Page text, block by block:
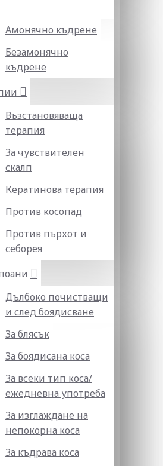
Амонячно къдрене
Безамонячно
къдрене
Възстановяваща
терапия
За чувствителен
скалп
Кератинова терапия
Против косопад
Против пърхот и
себорея
Дълбоко почистващи
и след боядисване
За блясък
За боядисана коса
За всеки тип коса/
ежедневна употреба
За изглаждане на
непокорна коса
За къдрава коса